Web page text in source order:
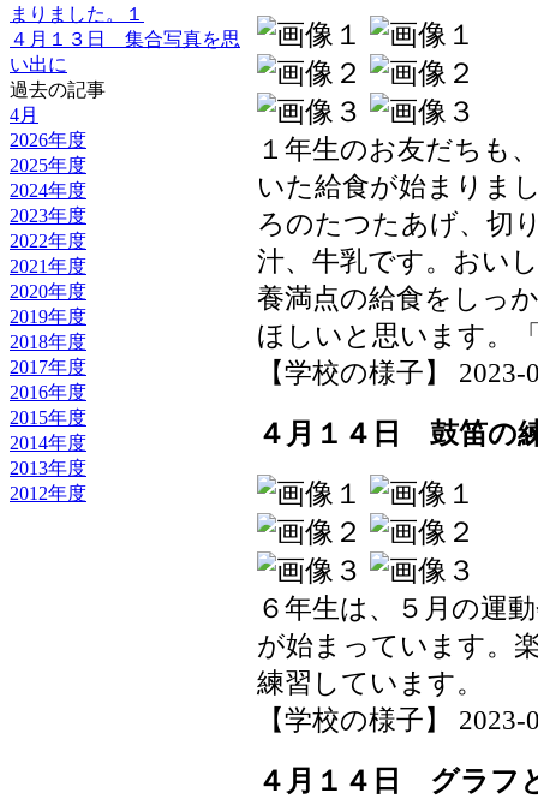
まりました。１
４月１３日 集合写真を思
い出に
過去の記事
4月
2026年度
2025年度
2024年度
2023年度
2022年度
2021年度
2020年度
2019年度
2018年度
2017年度
2016年度
2015年度
2014年度
2013年度
2012年度
１年生のお友だちも
いた給食が始まりま
ろのたつたあげ、切
汁、牛乳です。おい
養満点の給食をしっ
ほしいと思います。
【学校の様子】 2023-
４月１４日 鼓笛の
６年生は、５月の運
が始まっています。
練習しています。
【学校の様子】 2023-
４月１４日 グラフ